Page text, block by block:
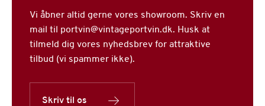
Vi åbner altid gerne vores showroom. Skriv en
mail til portvin@vintageportvin.dk. Husk at
tilmeld dig vores nyhedsbrev for attraktive
tilbud (vi spammer ikke).
Skriv til os